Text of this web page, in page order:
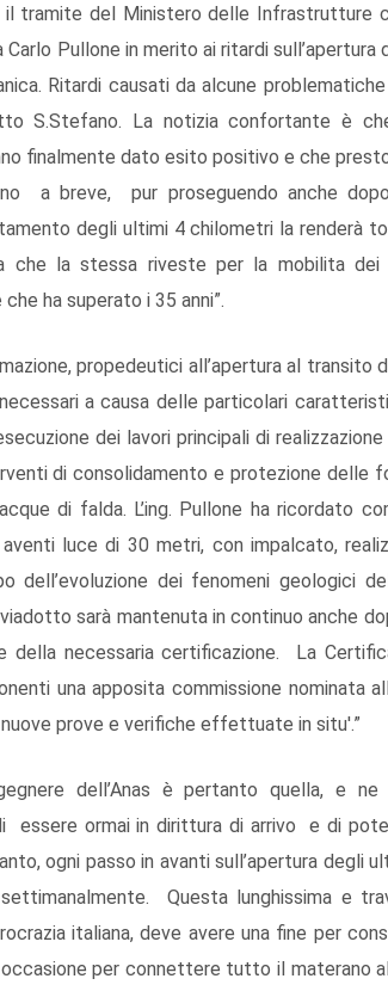
il tramite del Ministero delle Infrastrutture
Pullone in merito ai ritardi
Ritardi causati da alcune
S.Stefano. La notizia confortante è
finalmente dato esito positivo e che
a breve, pur proseguendo anche
degli ultimi 4 chilometri la renderà
che la stessa riveste per la mobilita
ha superato i 35 anni”.
propedeutici all’apertura al transito
a causa delle particolari
dei lavori principali di
di consolidamento e protezione delle
di falda. L’ing. Pullone ha ricordato
luce di 30 metri, con impalcato,
dell’evoluzione dei fenomeni geologici
sarà mantenuta in continuo anche
della necessaria certificazione. La
una apposita commissione nominata
prove e verifiche effettuate in situ'.”
dell’Anas è pertanto quella, e
essere ormai in dirittura di arrivo e di
ogni passo in avanti sull’apertura degli
Questa lunghissima e
italiana, deve avere una fine per
per connettere tutto il materano